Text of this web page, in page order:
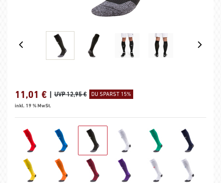
11,01 € | UVP 12,95 € DU SPARST 15%
inkl. 19 % MwSt.